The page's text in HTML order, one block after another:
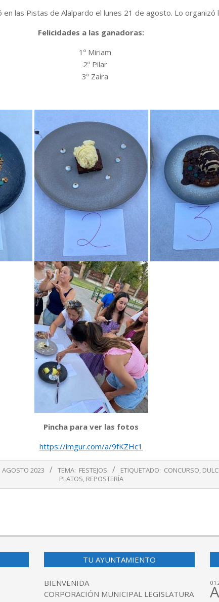
en las Pistas de Alalpardo el lunes 21 de agosto. Lo organizó
Felicidades a las ganadoras:
1º Miriam
2º Pilar
3º Zaira
Pincha para ver las fotos
https://imgur.com/a/9fKZHc1
AGOSTO 2023 TEMA: FESTEJOS ETIQUETADO: CONCURSO,
PLATOS, REPOSTERÍA
TU AYUNTAMIENTO
BIENVENIDA
CORPORACIÓN MUNICIPAL LEGISLATURA